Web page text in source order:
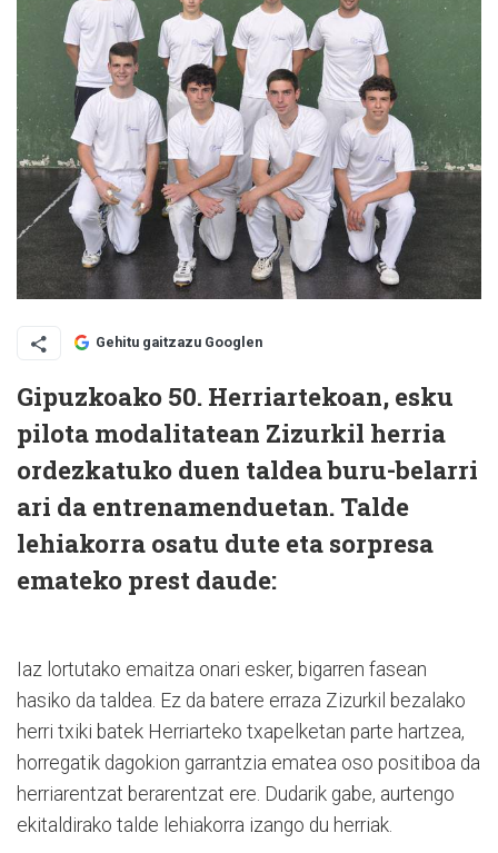
Gehitu gaitzazu Googlen
Gipuzkoako 50. Herriartekoan, esku
pilota modalitatean Zizurkil herria
ordezkatuko duen taldea buru-belarri
ari da entrenamenduetan. Talde
lehiakorra osatu dute eta sorpresa
emateko prest daude:
Iaz lortutako emaitza onari esker, bigarren fasean
hasiko da taldea. Ez da batere erraza Zizurkil bezalako
herri txiki batek Herriarteko txapelketan parte hartzea,
horregatik dagokion garrantzia ematea oso positiboa da
herriarentzat berarentzat ere. Dudarik gabe, aurtengo
ekitaldirako talde lehiakorra izango du herriak.